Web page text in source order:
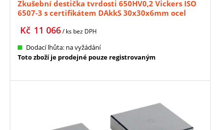
Zkušební destička tvrdosti 650HV0,2 Vickers ISO
6507-3 s certifikátem DAkkS 30x30x6mm ocel
11 066
Kč / ks bez DPH
Dodací lhůta: na vyžádání
Toto zboží je prodejné pouze registrovaným